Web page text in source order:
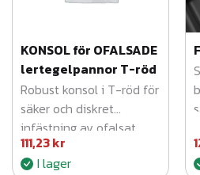
KONSOL för OFALSADE
lertegelpannor T-röd
Robust konsol i T-röd för
säker och diskret
infästning av ofalsat
lertegel.
111,23kr
I lager